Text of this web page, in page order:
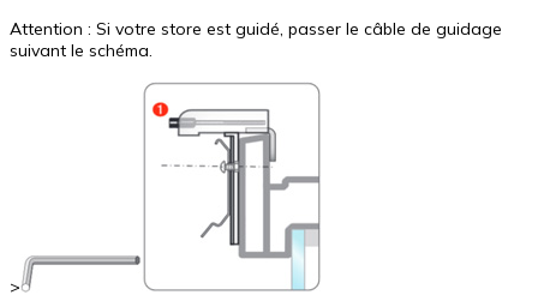
Attention : Si votre store est guidé, passer le câble de guidage
suivant le schéma.
>